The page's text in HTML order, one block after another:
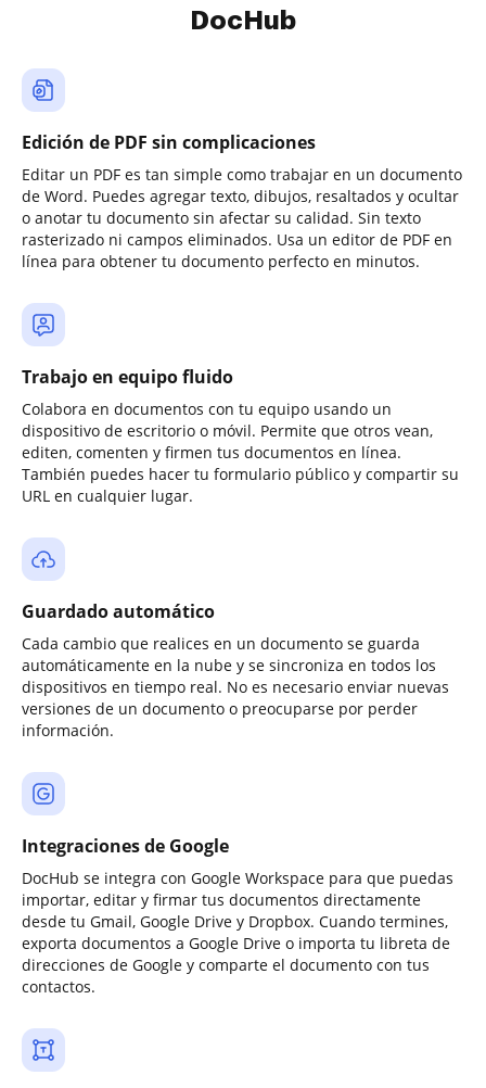
DocHub
Edición de PDF sin complicaciones
Editar un PDF es tan simple como trabajar en un documento
de Word. Puedes agregar texto, dibujos, resaltados y ocultar
o anotar tu documento sin afectar su calidad. Sin texto
rasterizado ni campos eliminados. Usa un editor de PDF en
línea para obtener tu documento perfecto en minutos.
Trabajo en equipo fluido
Colabora en documentos con tu equipo usando un
dispositivo de escritorio o móvil. Permite que otros vean,
editen, comenten y firmen tus documentos en línea.
También puedes hacer tu formulario público y compartir su
URL en cualquier lugar.
Guardado automático
Cada cambio que realices en un documento se guarda
automáticamente en la nube y se sincroniza en todos los
dispositivos en tiempo real. No es necesario enviar nuevas
versiones de un documento o preocuparse por perder
información.
Integraciones de Google
DocHub se integra con Google Workspace para que puedas
importar, editar y firmar tus documentos directamente
desde tu Gmail, Google Drive y Dropbox. Cuando termines,
exporta documentos a Google Drive o importa tu libreta de
direcciones de Google y comparte el documento con tus
contactos.